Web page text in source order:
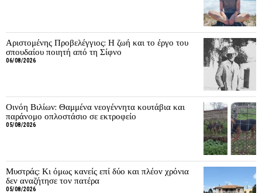
Αριστομένης Προβελέγγιος: Η ζωή και το έργο του
σπουδαίου ποιητή από τη Σίφνο
06/08/2026
Οινόη Βιλίων: Θαμμένα νεογέννητα κουτάβια και
παράνομο οπλοστάσιο σε εκτροφείο
05/08/2026
Μυστράς: Κι όμως κανείς επί δύο και πλέον χρόνια
δεν αναζήτησε τον πατέρα
05/08/2026